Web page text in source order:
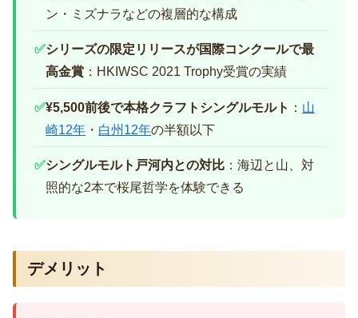
ン・ミズナラなどの複層的な構成
✅シリーズの限定リリースが国際コンクールで最
高金賞 ：HKIWSC 2021 Trophy受賞の実績
✅¥5,500前後で本格クラフトシングルモルト ： 山
崎12年 ・ 白州12年の半額以下
✅シングルモルト戸河内との対比 ：海辺と山、対
照的な2本で桜尾哲学を体験できる
デメリット